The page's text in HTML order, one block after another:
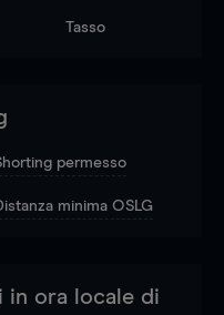
Tasso
permesso
minima OSLG
in ora locale di